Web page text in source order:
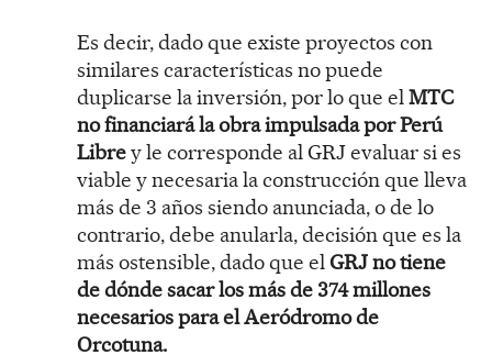
Es decir, dado que existe proyectos con
similares características no puede
duplicarse la inversión, por lo que elMTC
no financiará la obra impulsada por Perú
Librey le corresponde al GRJ evaluar si es
viable y necesaria la construcción que lleva
más de 3 años siendo anunciada, o de lo
contrario, debe anularla, decisión que es la
más ostensible, dado que elGRJ no tiene
de dónde sacar los más de 374 millones
necesarios para el Aeródromo de
Orcotuna.